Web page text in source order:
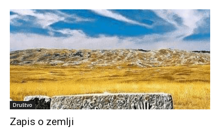
Društvo
Zapis o zemlji